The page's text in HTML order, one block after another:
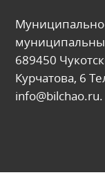
689450
Курчатова, 6
info@bilchao.ru.